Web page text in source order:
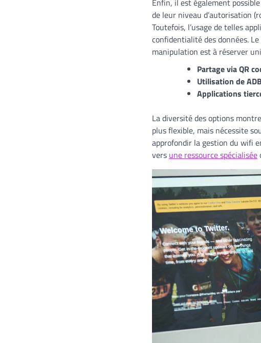
Enfin, il est également
de leur niveau d’autorisation
Toutefois, l’usage de telles
confidentialité des données.
manipulation est à réserver
Partage via QR
Utilisation de
Applications
La diversité des options
plus flexible, mais nécessite
approfondir la gestion du wifi
vers une ressource spécialisée